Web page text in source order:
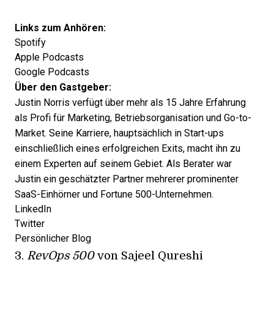
Links zum Anhören:
Spotify
Apple Podcasts
Google Podcasts
Über den Gastgeber:
Justin Norris verfügt über mehr als 15 Jahre Erfahrung
als Profi für Marketing, Betriebsorganisation und Go-to-
Market. Seine Karriere, hauptsächlich in Start-ups
einschließlich eines erfolgreichen Exits, macht ihn zu
einem Experten auf seinem Gebiet. Als Berater war
Justin ein geschätzter Partner mehrerer prominenter
SaaS-Einhörner und Fortune 500-Unternehmen.
LinkedIn
Twitter
Persönlicher Blog
3. RevOps 500von Sajeel Qureshi